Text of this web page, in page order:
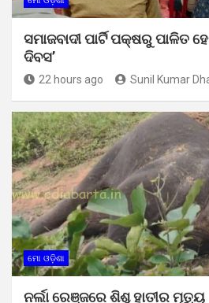
ସମାଜବାଦୀ ପାର୍ଟି ପକ୍ଷରୁ ପାଳିତ
ଦିବସ’
22 hours ago Sunil Kumar
ମୋ ଓଡ଼ିଶା
ନର୍ଲା ରେଞ୍ଜରେ ଶିଶୁ ହାତୀର ମୃତ୍ୟୁ